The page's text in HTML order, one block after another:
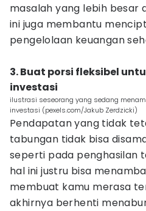
masalah yang lebih besar
ini juga membantu
pengelolaan keuangan
3. Buat porsi fleksibel
investasi
ilustrasi seseorang yang sedang
investasi (pexels.com/Jakub Zerdzicki)
Pendapatan yang tidak
tabungan tidak bisa
seperti pada penghasilan
hal ini justru bisa
membuat kamu merasa
akhirnya berhenti